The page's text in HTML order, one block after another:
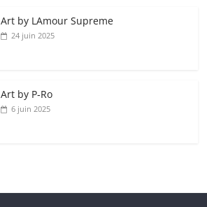
Art by LAmour Supreme
24 juin 2025
Art by P‑Ro
6 juin 2025